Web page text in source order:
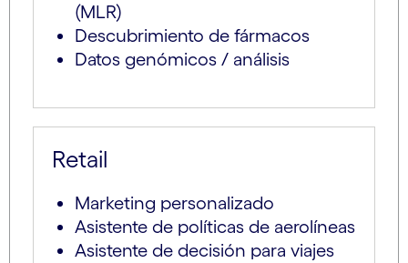
(MLR)
Descubrimiento de fármacos
Datos genómicos / análisis
Retail
Marketing personalizado
Asistente de políticas de aerolíneas
Asistente de decisión para viajes